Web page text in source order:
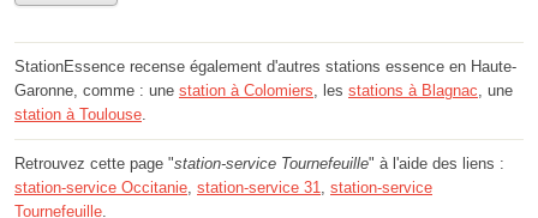
StationEssence recense également d'autres stations essence en Haute-
Garonne, comme : une station à Colomiers, les stations à Blagnac, une
station à Toulouse.
Retrouvez cette page "station-service Tournefeuille" à l'aide des liens :
station-service Occitanie, station-service 31, station-service
Tournefeuille.